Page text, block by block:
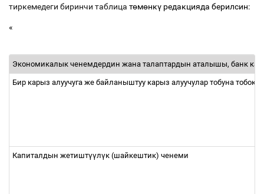
тиркемедеги биринчи таблица төмөнкү редакцияда берилсин:
«
Экономикалык ченемдердин жана талаптардын аталышы, банк
Бир карыз алуучуга же байланыштуу карыз алуучулар тобуна
Капиталдын жетиштүүлүк (шайкештик) ченеми